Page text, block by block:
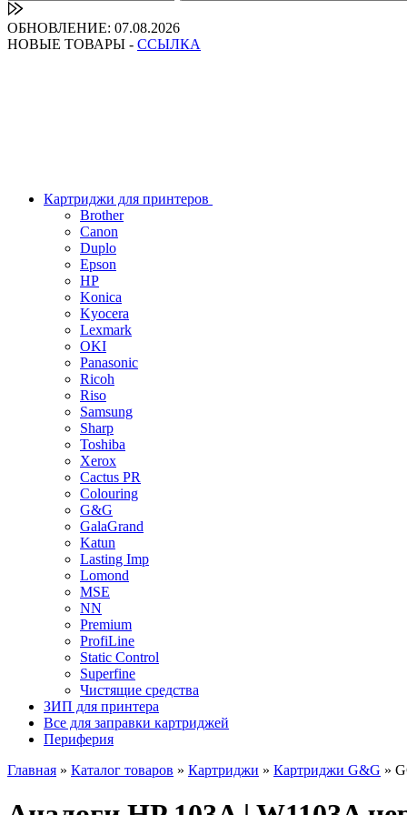
ОБНОВЛЕНИЕ: 07.08.2026
НОВЫЕ ТОВАРЫ - ССЫЛКА
Картриджи для принтеров
Brother
Canon
Duplo
Epson
HP
Konica
Kyocera
Lexmark
OKI
Panasonic
Ricoh
Riso
Samsung
Sharp
Toshiba
Xerox
Cactus PR
Colouring
G&G
GalaGrand
Katun
Lasting Imp
Lomond
MSE
NN
Premium
ProfiLine
Static Control
Superfine
Чистящие средства
ЗИП для принтера
Все для заправки картриджей
Периферия
Главная » Каталог товаров » Картриджи » Картриджи G&G »